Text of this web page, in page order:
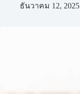
ธันวาคม 12, 2025